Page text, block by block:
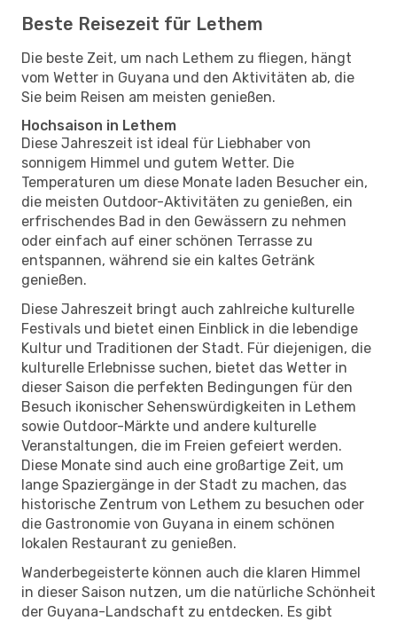
Beste Reisezeit für Lethem
Die beste Zeit, um nach Lethem zu fliegen, hängt
vom Wetter in Guyana und den Aktivitäten ab, die
Sie beim Reisen am meisten genießen.
Hochsaison in Lethem
Diese Jahreszeit ist ideal für Liebhaber von
sonnigem Himmel und gutem Wetter. Die
Temperaturen um diese Monate laden Besucher ein,
die meisten Outdoor-Aktivitäten zu genießen, ein
erfrischendes Bad in den Gewässern zu nehmen
oder einfach auf einer schönen Terrasse zu
entspannen, während sie ein kaltes Getränk
genießen.
Diese Jahreszeit bringt auch zahlreiche kulturelle
Festivals und bietet einen Einblick in die lebendige
Kultur und Traditionen der Stadt. Für diejenigen, die
kulturelle Erlebnisse suchen, bietet das Wetter in
dieser Saison die perfekten Bedingungen für den
Besuch ikonischer Sehenswürdigkeiten in Lethem
sowie Outdoor-Märkte und andere kulturelle
Veranstaltungen, die im Freien gefeiert werden.
Diese Monate sind auch eine großartige Zeit, um
lange Spaziergänge in der Stadt zu machen, das
historische Zentrum von Lethem zu besuchen oder
die Gastronomie von Guyana in einem schönen
lokalen Restaurant zu genießen.
Wanderbegeisterte können auch die klaren Himmel
in dieser Saison nutzen, um die natürliche Schönheit
der Guyana-Landschaft zu entdecken. Es gibt